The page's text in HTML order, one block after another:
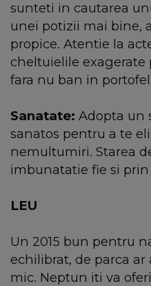
sunteti in cautarea
unei potizii mai bine,
propice. Atentie la
cheltuielile
fara nu ban in
Sanatate: Adopta un
sanatos pentru a te
nemultumiri. Starea
imbunatatie fie si
LEU
Un 2015 bun pentru
echilibrat, de parca
mic. Neptun iti va